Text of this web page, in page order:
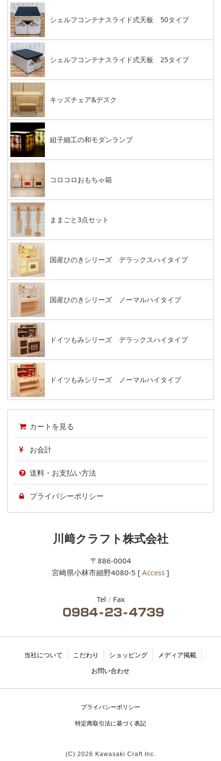
シェルフコンテナスライド式天板 50タイプ
シェルフコンテナスライド式天板 25タイプ
キッズチェア&デスク
組子細工の和モダンランプ
コロコロおもちゃ箱
ままごと3点セット
国産ひのきシリーズ デラックスハイタイプ
国産ひのきシリーズ ノーマルハイタイプ
ドイツもみシリーズ デラックスハイタイプ
ドイツもみシリーズ ノーマルハイタイプ
カートを見る
お会計
送料・お支払い方法
プライバシーポリシー
川﨑クラフト株式会社
〒886-0004
宮崎県小林市細野4080-5 [ Access ]
Tel / Fax
当社について こだわり ショッピング
メディア掲載
お問い合わせ
プライバシーポリシー
特定商取引法に基づく表記
(C) 2026 Kawasaki Craft Inc.